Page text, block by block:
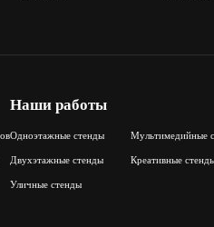
Наши работы
Одноэтажные стенды
Двухэтажные стенды
Уличные стенды
Мультимедийные
Креативные